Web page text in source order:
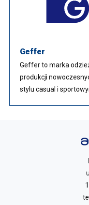
Geffer
Geffer to marka
produkcji
stylu casual i